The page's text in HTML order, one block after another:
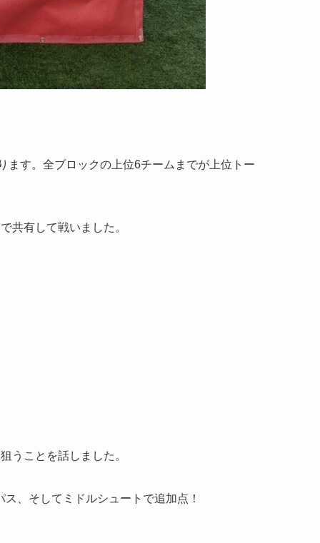
ます。全ブロックの上位6チームまでが上位トー
共有して戦いました。
うことを話しました。
、そしてミドルシュートで追加点！